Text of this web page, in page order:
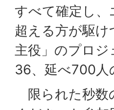
すべて確定し
超える方が駆
主役」のプロ
36、延べ700人
限られた秒数